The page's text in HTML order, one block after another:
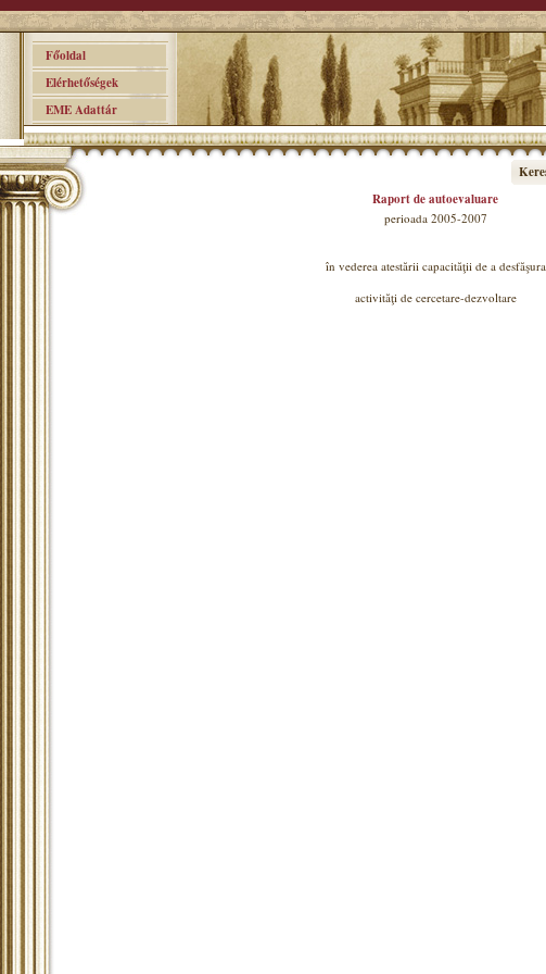
Főoldal
Elérhetőségek
EME Adattár
Raport de autoevaluare
perioada 2005-2007
în vederea atestării capacităţii de a desfăşura
activităţi de cercetare-dezvoltare